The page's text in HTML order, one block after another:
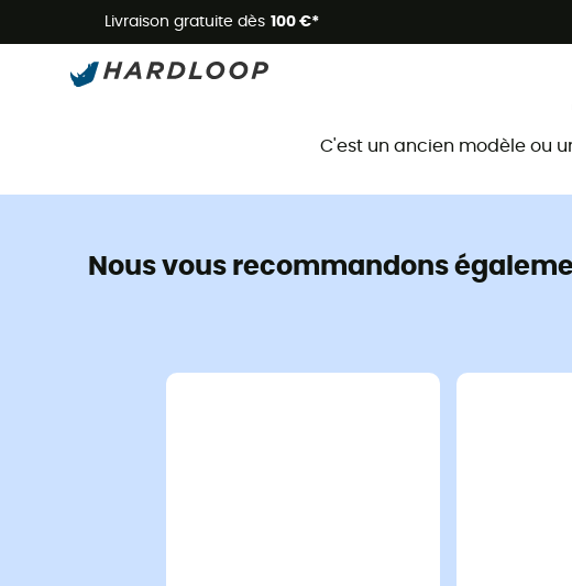
Livraison gratuite dès 100 €*
C'est un ancien modèle ou
Nous vous recommandons